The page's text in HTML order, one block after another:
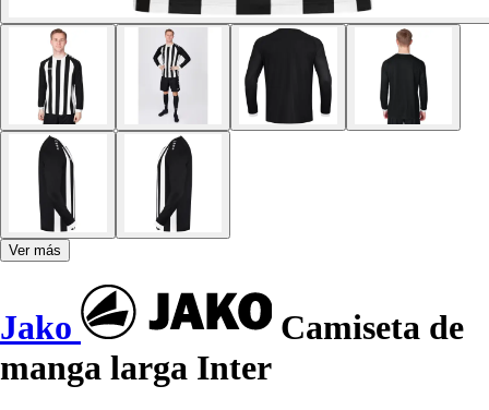
Ver más
Jako
Camiseta de
manga larga Inter